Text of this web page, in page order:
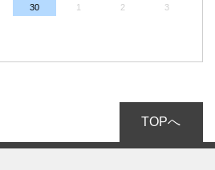
30 1 2 3
TOPへ